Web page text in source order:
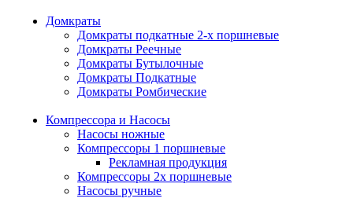
Домкраты
Домкраты подкатные 2-х поршневые
Домкраты Реечные
Домкраты Бутылочные
Домкраты Подкатные
Домкраты Ромбические
Компрессора и Насосы
Насосы ножные
Компрессоры 1 поршневые
Рекламная продукция
Компрессоры 2х поршневые
Насосы ручные